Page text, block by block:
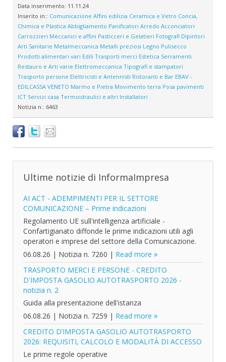
Data inserimento: 11.11.24
Inserito in:: Comunicazione Affini edilizia Ceramica e Vetro Concia,
Chimica e Plastica Abbigliamento Panificatori Arredo Acconciatori
Carrozzieri Meccanici e affini Pasticceri e Gelatieri Fotografi Dipintori
Arti Sanitarie Metalmeccanica Metalli preziosi Legno Pulisecco
Prodotti alimentari vari Edili Trasporti merci Estetica Serramenti
Restauro e Arti varie Elettromeccanica Tipografi e stampatori
Trasporto persone Elettricisti e Antennisti Ristoranti e Bar EBAV -
EDILCASSA VENETO Marmo e Pietra Movimento terra Posa pavimenti
ICT Servizi casa Termoidraulici e altri Installatori
Notizia n.: 6463
Ultime notizie di InformaImpresa
AI ACT - ADEMPIMENTI PER IL SETTORE
COMUNICAZIONE – Prime indicazioni
Regolamento UE sull'intelligenza artificiale -
Confartigianato diffonde le prime indicazioni utili agli
operatori e imprese del settore della Comunicazione.
06.08.26 | Notizia n. 7260 | Read more
TRASPORTO MERCI E PERSONE - CREDITO
D'IMPOSTA GASOLIO AUTOTRASPORTO 2026 -
notizia n. 2
Guida alla presentazione dell'istanza
06.08.26 | Notizia n. 7259 | Read more
CREDITO D’IMPOSTA GASOLIO AUTOTRASPORTO
2026: REQUISITI, CALCOLO E MODALITÀ DI ACCESSO
Le prime regole operative